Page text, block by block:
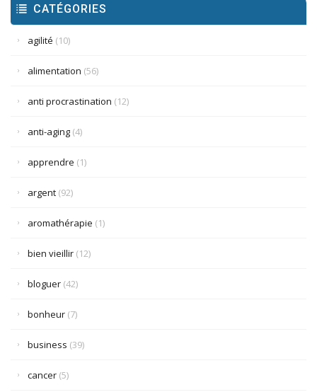
CATÉGORIES
agilité (10)
alimentation (56)
anti procrastination (12)
anti-aging (4)
apprendre (1)
argent (92)
aromathérapie (1)
bien vieillir (12)
bloguer (42)
bonheur (7)
business (39)
cancer (5)